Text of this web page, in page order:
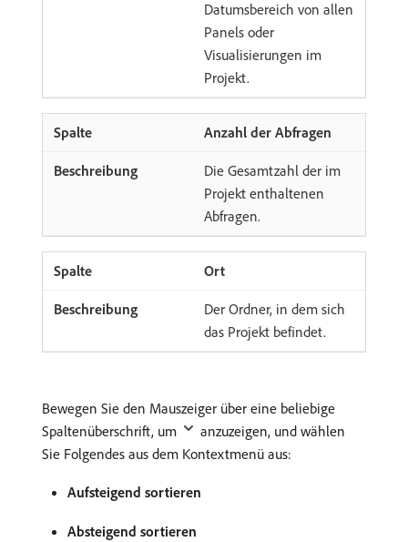
Datumsbereich von allen
Panels oder
Visualisierungen im
Projekt.
Anzahl der Abfragen
Die Gesamtzahl der im
Projekt enthaltenen
Abfragen.
Ort
Der Ordner, in dem sich
das Projekt befindet.
Bewegen Sie den Mauszeiger über eine beliebige
Spaltenüberschrift, um
anzuzeigen, und wählen
Sie Folgendes aus dem Kontextmenü aus:
Aufsteigend sortieren
Absteigend sortieren